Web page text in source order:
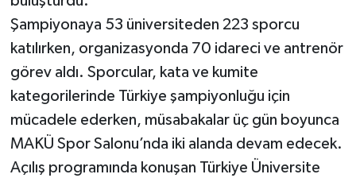
Şampiyonaya 53 üniversiteden 223 sporcu
katılırken, organizasyonda 70 idareci ve antrenör
görev aldı. Sporcular, kata ve kumite
kategorilerinde Türkiye şampiyonluğu için
mücadele ederken, müsabakalar üç gün boyunca
MAKÜ Spor Salonu’nda iki alanda devam edecek.
Açılış programında konuşan Türkiye Üniversite